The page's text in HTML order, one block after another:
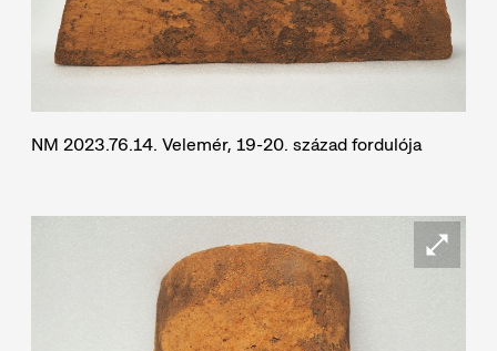
NM 2023.76.14. Velemér, 19-20. század fordulója